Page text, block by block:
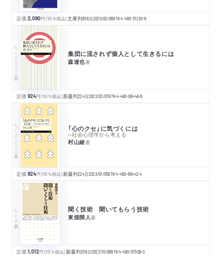
定価:2,090円 （10％税込）文庫判656頁2025/02/06978-4-480-51282-6
ちくまプリマー新書 集団に流されず個人として生きるには
森達也著
定価:924円 （10％税込）新書判224頁2023/03/07978-4-480-68448-6
ちくまプリマー新書 「心のクセ」に気づくには
─社会心理学から考える
村山綾著
定価:924円 （10％税込）新書判224頁2023/01/05978-4-480-68442-4
ちくま新書 聞く技術 聞いてもらう技術
東畑開人著
定価:1,012円 （10％税込）新書判256頁2022/10/06978-4-480-07509-3